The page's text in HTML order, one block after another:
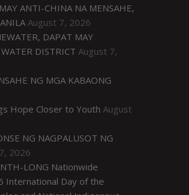
ANTI-CHINA NA MENSAHE,
August 7, 2026
DAPAT MAY
DISTRICT August 7,
NG MGA KABAONG
Hope Closer to Youth August
NG NAGPALUSOT NG
2026
LONG Nationwide
International Day of the